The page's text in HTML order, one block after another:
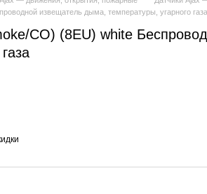
извещатель дыма, температуры, угарного газа
CO) (8EU) white